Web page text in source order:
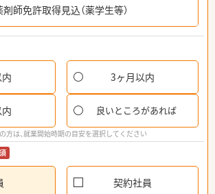
剤師免許取得見込（薬学生等）
3ヶ月以内
良いところがあれば
は、就業開始時期の目安を選択してください
契約社員